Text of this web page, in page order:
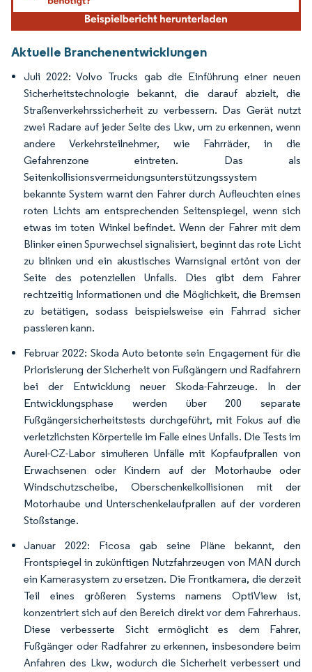
Aktuelle Branchenentwicklungen
Juli 2022: Volvo Trucks gab die Einführung einer neuen
Sicherheitstechnologie bekannt, die darauf abzielt, die
Straßenverkehrssicherheit zu verbessern. Das Gerät nutzt
zwei Radare auf jeder Seite des Lkw, um zu erkennen, wenn
andere Verkehrsteilnehmer, wie Fahrräder, in die
Gefahrenzone eintreten. Das als
Seitenkollisionsvermeidungsunterstützungssystem
bekannte System warnt den Fahrer durch Aufleuchten eines
roten Lichts am entsprechenden Seitenspiegel, wenn sich
etwas im toten Winkel befindet. Wenn der Fahrer mit dem
Blinker einen Spurwechsel signalisiert, beginnt das rote Licht
zu blinken und ein akustisches Warnsignal ertönt von der
Seite des potenziellen Unfalls. Dies gibt dem Fahrer
rechtzeitig Informationen und die Möglichkeit, die Bremsen
zu betätigen, sodass beispielsweise ein Fahrrad sicher
passieren kann.
Februar 2022: Skoda Auto betonte sein Engagement für die
Priorisierung der Sicherheit von Fußgängern und Radfahrern
bei der Entwicklung neuer Skoda-Fahrzeuge. In der
Entwicklungsphase werden über 200 separate
Fußgängersicherheitstests durchgeführt, mit Fokus auf die
verletzlichsten Körperteile im Falle eines Unfalls. Die Tests im
Aurel-CZ-Labor simulieren Unfälle mit Kopfaufprallen von
Erwachsenen oder Kindern auf der Motorhaube oder
Windschutzscheibe, Oberschenkelkollisionen mit der
Motorhaube und Unterschenkelaufprallen auf der vorderen
Stoßstange.
Januar 2022: Ficosa gab seine Pläne bekannt, den
Frontspiegel in zukünftigen Nutzfahrzeugen von MAN durch
ein Kamerasystem zu ersetzen. Die Frontkamera, die derzeit
Teil eines größeren Systems namens OptiView ist,
konzentriert sich auf den Bereich direkt vor dem Fahrerhaus.
Diese verbesserte Sicht ermöglicht es dem Fahrer,
Fußgänger oder Radfahrer zu erkennen, insbesondere beim
Anfahren des Lkw, wodurch die Sicherheit verbessert und